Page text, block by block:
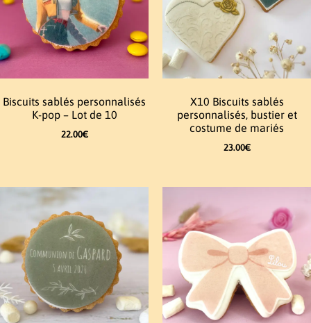
Biscuits sablés personnalisés
K-pop – Lot de 10
22.00€
X10 Biscuits sablés
personnalisés, bustier et
costume de mariés
23.00€